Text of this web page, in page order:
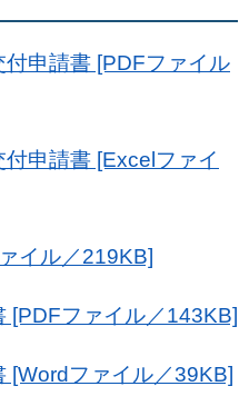
申請書 [PDFファイル
申請書 [Excelファイ
イル／219KB]
[PDFファイル／143KB]
[Wordファイル／39KB]